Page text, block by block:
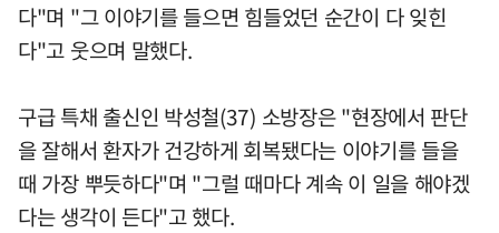
다"며 "그 이야기를 들으면 힘들었던 순간이 다 잊힌
다"고 웃으며 말했다.
구급 특채 출신인 박성철(37) 소방장은 "현장에서 판단
을 잘해서 환자가 건강하게 회복됐다는 이야기를 들을
때 가장 뿌듯하다"며 "그럴 때마다 계속 이 일을 해야겠
다는 생각이 든다"고 했다.